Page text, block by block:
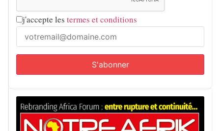
j'accepte les termes et conditions